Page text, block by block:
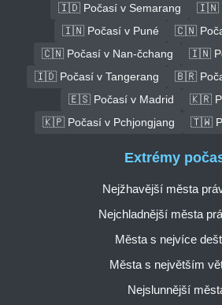
🇮🇩 Počasí v Semarang
🇮🇳
🇮🇳 Počasí v Puné
🇨🇳
🇨🇳 Počasí v Nan-čchang
🇮🇳
🇮🇩 Počasí v Tangerang
🇧🇷
🇪🇸 Počasí v Madrid
🇰🇷
🇰🇵 Počasí v Pchjongjang
🇹🇼
Extrémy
Nejžhavější města
Nejchladnější města
Města s nejvíce
Města s největším
Nejslunnější